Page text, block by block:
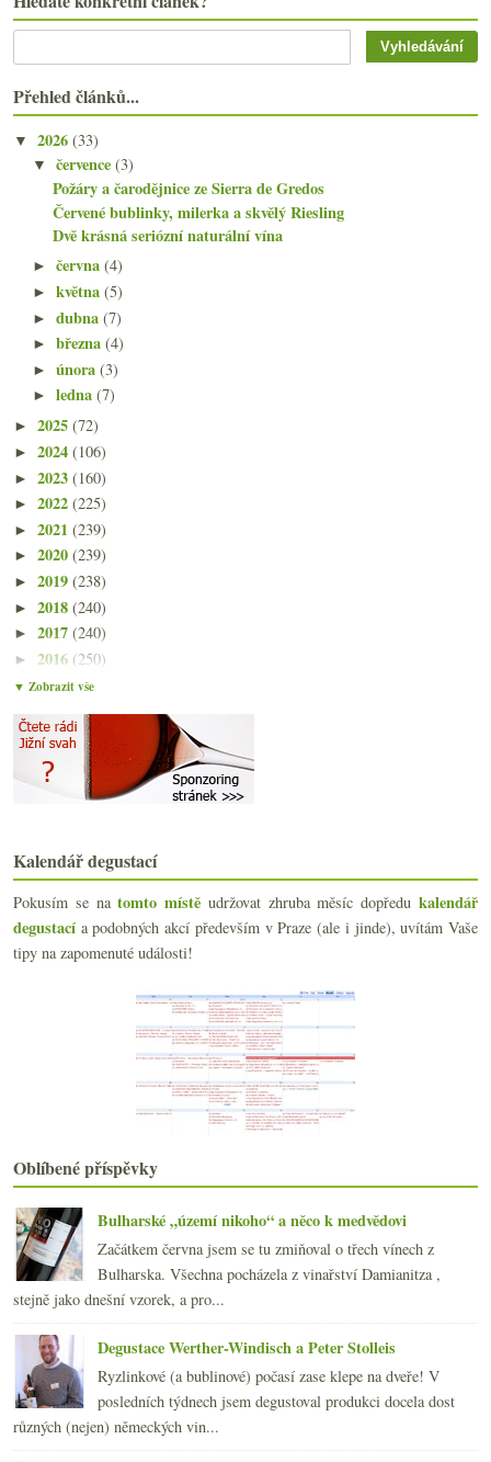
Přehled článků...
▼ 2026 (33)
▼července(3)
Požáry a čarodějnice ze Sierra de Gredos
Červené bublinky, milerka a skvělý Riesling
Dvě krásná seriózní naturální vína
►června(4)
►května(5)
►dubna(7)
►března(4)
►února(3)
►ledna(7)
► 2025 (72)
► 2024 (106)
► 2023 (160)
► 2022 (225)
► 2021 (239)
► 2020 (239)
► 2019 (238)
► 2018 (240)
► 2017 (240)
► 2016 (250)
►2015(251)
► (254)
►2013(249)
2012 (254)
2011 (252)
►2008(270)
▼ Zobrazit vše
Kalendář degustací
Pokusím se natomto místě udržovat zhruba měsíc dopředukalendář
degustacía podobných akcí především v Praze (ale i jinde), uvítám Vaše
tipy na zapomenuté události!
Oblíbené příspěvky
Bulharské „území nikoho“ a něco k medvědovi
Začátkem června jsem se tu zmiňoval o třech vínech z
Bulharska. Všechna pocházela z vinařství Damianitza ,
stejně jako dnešní vzorek, a pro...
Degustace Werther-Windisch a Peter Stolleis
Ryzlinkové (a bublinové) počasí zase klepe na dveře! V
posledních týdnech jsem degustoval produkci docela dost
různých (nejen) německých vin...